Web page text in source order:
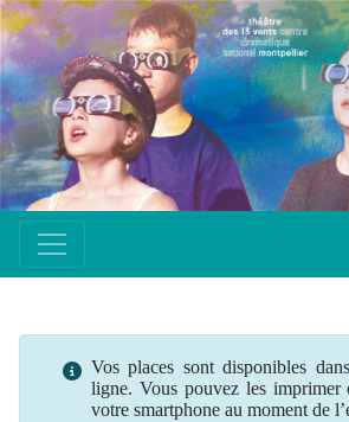
Vos places sont disponibles
ligne. Vous pouvez les imprimer
votre smartphone au moment de